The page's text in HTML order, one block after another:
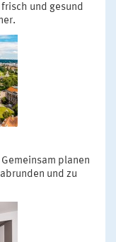
und gesund
planen
und zu